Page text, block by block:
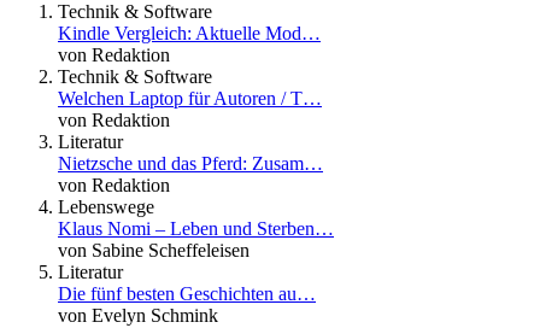
Technik & Software
Kindle Vergleich: Aktuelle Mod…
von Redaktion
Technik & Software
Welchen Laptop für Autoren / T…
von Redaktion
Literatur
Nietzsche und das Pferd: Zusam…
von Redaktion
Lebenswege
Klaus Nomi – Leben und Sterben…
von Sabine Scheffeleisen
Literatur
Die fünf besten Geschichten au…
von Evelyn Schmink